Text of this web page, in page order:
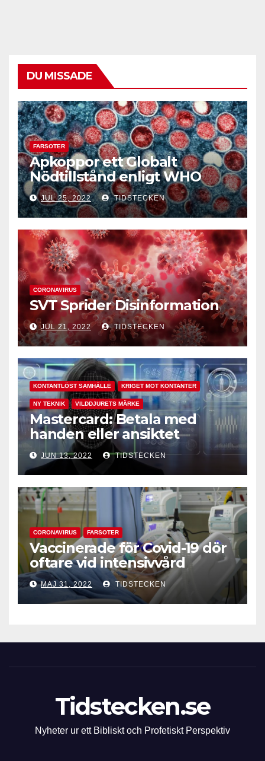
DU MISSADE
FARSOTER
Apkoppor ett Globalt
Nödtillstånd enligt WHO
JUL 25, 2022 TIDSTECKEN
CORONAVIRUS
SVT Sprider Disinformation
JUL 21, 2022 TIDSTECKEN
KONTANTLÖST SAMHÄLLE KRIGET MOT KONTANTER
NY TEKNIK VILDDJURETS MÄRKE
Mastercard: Betala med
handen eller ansiktet
JUN 13, 2022 TIDSTECKEN
CORONAVIRUS FARSOTER
Vaccinerade för Covid-19 dör
oftare vid intensivvård
MAJ 31, 2022 TIDSTECKEN
Tidstecken.se
Nyheter ur ett Bibliskt och Profetiskt Perspektiv